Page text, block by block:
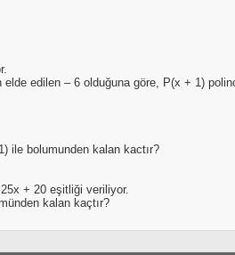
edilen – 6 olduğuna göre, P(x + 1)
ile bolumunden kalan kactır?
+ 20 eşitliği veriliyor.
kalan kaçtır?